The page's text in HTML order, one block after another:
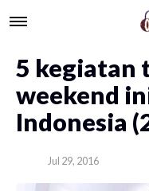
5 kegiatan
weekend
Indonesia
Jul 29, 2016